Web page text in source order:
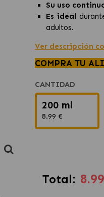
Su uso
Es ideal
adultos.
Ver descripción
COMPRA TU
CANTIDAD
200 ml
8.99 €
Total: